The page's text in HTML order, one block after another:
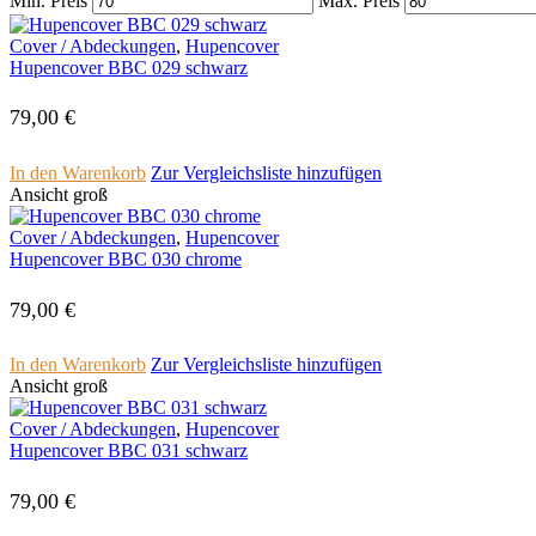
Cover /­ ­Abdeckungen, Hupencover
Hupencover BBC 029 schwarz
79,00 €
In den Warenkorb Zur Vergleichsliste hinzufügen
Ansicht groß
Cover /­ ­Abdeckungen, Hupencover
Hupencover BBC 030 chrome
79,00 €
In den Warenkorb Zur Vergleichsliste hinzufügen
Ansicht groß
Cover /­ ­Abdeckungen, Hupencover
Hupencover BBC 031 schwarz
79,00 €